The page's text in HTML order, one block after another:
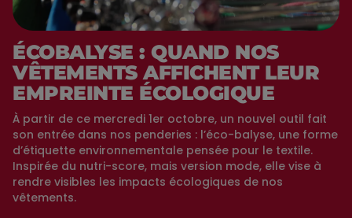
ÉCOBALYSE : QUAND NOS
VÊTEMENTS AFFICHENT LEUR
EMPREINTE ÉCOLOGIQUE
À partir de ce mercredi 1er octobre, un nouvel outil fait
son entrée dans nos penderies : l’éco-balyse, une forme
d’étiquette environnementale pensée pour le textile.
Inspirée du nutri-score, mais version mode, elle vise à
rendre visibles les impacts écologiques de nos
vêtements.